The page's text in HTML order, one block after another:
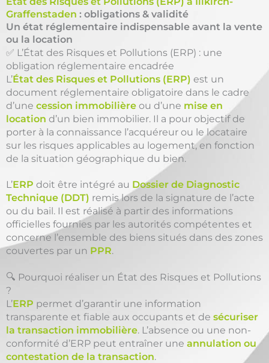
Graffenstaden : obligations & validité
Un état réglementaire indispensable avant la vente
ou la location
✅ L’État des Risques et Pollutions (ERP) : une
obligation réglementaire encadrée
L’État des Risques et Pollutions (ERP) est un
document réglementaire obligatoire dans le cadre
d’une cession immobilière ou d’une mise en
location d’un bien immobilier. Il a pour objectif de
porter à la connaissance l’acquéreur ou le locataire
sur les risques applicables au logement, en fonction
de la situation géographique du bien.
L’ERP doit être intégré au Dossier de Diagnostic
Technique (DDT) remis lors de la signature de l’acte
ou du bail. Il est réalisé à partir des informations
officielles fournies par les autorités compétentes et
concerne l’ensemble des biens situés dans des zones
couvertes par un PPR.
🔍 Pourquoi réaliser un État des Risques et Pollutions
?
L’ERP permet d’garantir une information
transparente et fiable aux occupants et de sécuriser
la transaction immobilière. L’absence ou une non-
conformité d’ERP peut entraîner une annulation ou
contestation de la transaction.